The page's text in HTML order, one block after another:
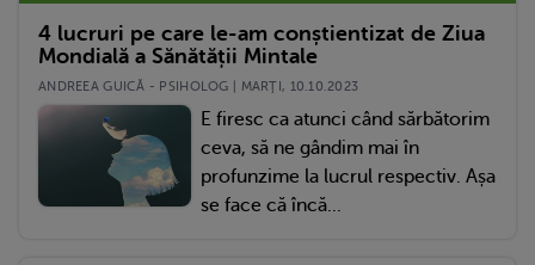
4 lucruri pe care le-am conștientizat de Ziua
Mondială a Sănătății Mintale
ANDREEA GUICĂ - PSIHOLOG | MARŢI, 10.10.2023
E firesc ca atunci când sărbătorim
ceva, să ne gândim mai în
profunzime la lucrul respectiv. Așa
se face că încă...